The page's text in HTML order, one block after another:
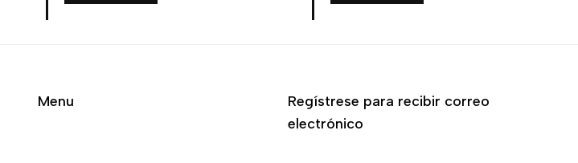
Menu
Regístrese para recibir correo
electrónico